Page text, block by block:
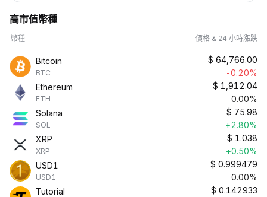
高市值幣種
幣種 價格 & 24 小時漲跌
Bitcoin
BTC
$ 64,766.00
-0.20%
Ethereum
ETH
$ 1,912.04
0.00%
Solana
SOL
$ 75.98
+2.80%
XRP
XRP
$ 1.038
+0.50%
USD1
USD1
$ 0.999479
0.00%
Tutorial
$ 0.142933